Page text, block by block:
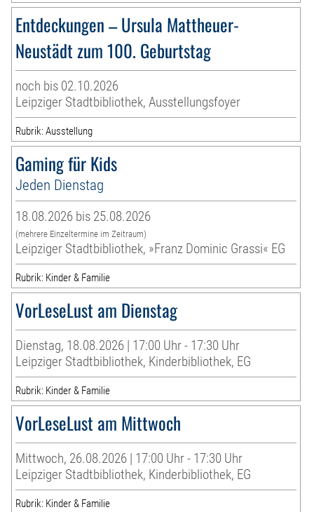
Entdeckungen – Ursula Mattheuer-
Neustädt zum 100. Geburtstag
noch bis 02.10.2026
Leipziger Stadtbibliothek, Ausstellungsfoyer
Rubrik: Ausstellung
Gaming für Kids
Jeden Dienstag
18.08.2026 bis 25.08.2026
(mehrere Einzeltermine im Zeitraum)
Leipziger Stadtbibliothek, »Franz Dominic Grassi« EG
Rubrik: Kinder & Familie
VorLeseLust am Dienstag
Dienstag, 18.08.2026 | 17:00 Uhr - 17:30 Uhr
Leipziger Stadtbibliothek, Kinderbibliothek, EG
Rubrik: Kinder & Familie
VorLeseLust am Mittwoch
Mittwoch, 26.08.2026 | 17:00 Uhr - 17:30 Uhr
Leipziger Stadtbibliothek, Kinderbibliothek, EG
Rubrik: Kinder & Familie